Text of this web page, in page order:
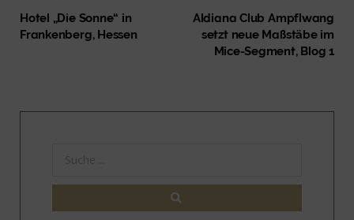
Hotel „Die Sonne“ in
Frankenberg, Hessen
Aldiana Club Ampflwang
setzt neue Maßstäbe im
Mice-Segment, Blog 1